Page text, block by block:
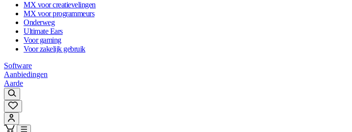
MX voor creatievelingen
MX voor programmeurs
Onderweg
Ultimate Ears
Voor gaming
Voor zakelijk gebruik
Software
Aanbiedingen
Aarde